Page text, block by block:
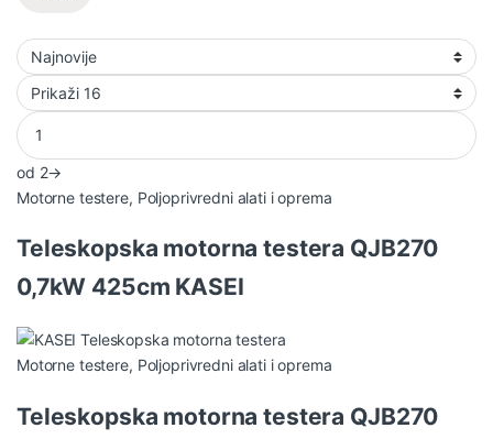
od 2→
Motorne testere, Poljoprivredni alati i oprema
Teleskopska motorna testera QJB270
0,7kW 425cm KASEI
Motorne testere, Poljoprivredni alati i oprema
Teleskopska motorna testera QJB270